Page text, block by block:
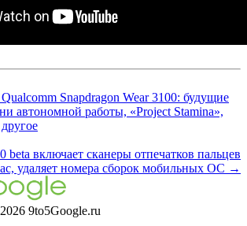
Snapdragon Wear 3100: будущие
автономной работы, «Project Stamina»,
beta включает сканеры отпечатков пальцев
удаляет номера сборок мобильных ОС →
9to5Google.ru